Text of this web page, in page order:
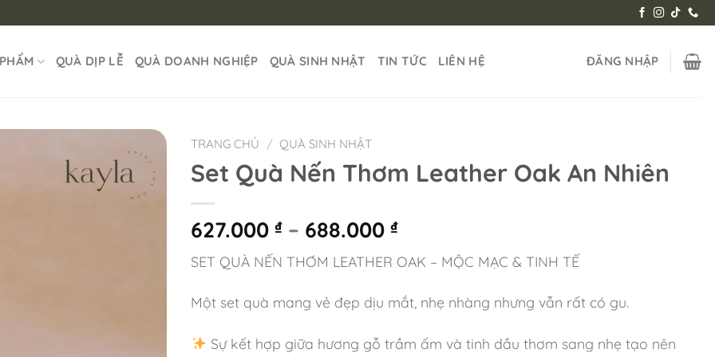
QUÀ DỊP LỄ QUÀ DOANH NGHIỆP QUÀ SINH NHẬT TIN TỨC LIÊN HỆ ĐĂNG NHẬP
TRANG CHỦ / QUÀ SINH NHẬT
Set Quà Nến Thơm Leather Oak An Nhiên
627.000 ₫ – 688.000 ₫
SET QUÀ NẾN THƠM LEATHER OAK – MỘC MẠC & TINH TẾ
Một set quà mang vẻ đẹp dịu mắt, nhẹ nhàng nhưng vẫn rất có gu.
Sự kết hợp giữa hương gỗ trầm ấm và tinh dầu thơm sang nhẹ tạo nên